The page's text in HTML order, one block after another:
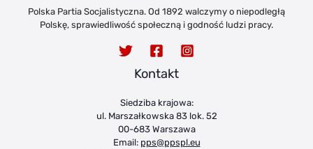
Polska Partia Socjalistyczna. Od 1892 walczymy o niepodległą
Polskę, sprawiedliwość społeczną i godność ludzi pracy.
Kontakt
Siedziba krajowa:
ul. Marszałkowska 83 lok. 52
00-683 Warszawa
Email: pps@ppspl.eu